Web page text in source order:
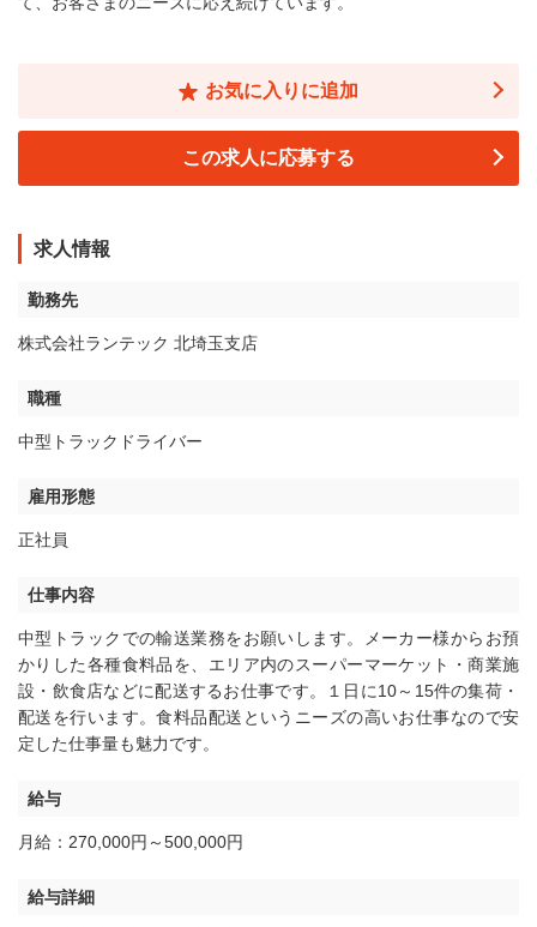
お気に入りに追加
この求人に応募する
求人情報
勤務先
株式会社ランテック 北埼玉支店
職種
中型トラックドライバー
雇用形態
正社員
仕事内容
中型トラックでの輸送業務をお願いします。メーカー様からお預
かりした各種食料品を、エリア内のスーパーマーケット・商業施
設・飲食店などに配送するお仕事です。１日に10～15件の集荷・
配送を行います。食料品配送というニーズの高いお仕事なので安
定した仕事量も魅力です。
給与
月給：270,000円～500,000円
給与詳細